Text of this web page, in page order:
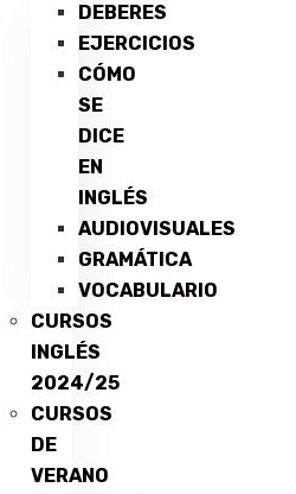
DEBERES
EJERCICIOS
CÓMO
SE
DICE
EN
INGLÉS
AUDIOVISUALES
GRAMÁTICA
VOCABULARIO
CURSOS
INGLÉS
2024/25
CURSOS
DE
VERANO